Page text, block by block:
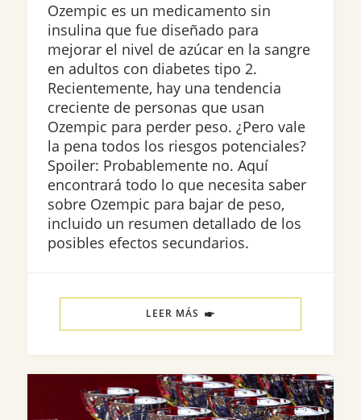
Ozempic es un medicamento sin
insulina que fue diseñado para
mejorar el nivel de azúcar en la sangre
en adultos con diabetes tipo 2.
Recientemente, hay una tendencia
creciente de personas que usan
Ozempic para perder peso. ¿Pero vale
la pena todos los riesgos potenciales?
Spoiler: Probablemente no. Aquí
encontrará todo lo que necesita saber
sobre Ozempic para bajar de peso,
incluido un resumen detallado de los
posibles efectos secundarios.
LEER MÁS